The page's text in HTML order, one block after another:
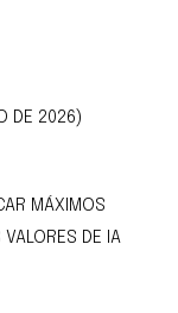
DE 2026)
MÁXIMOS
DE IA